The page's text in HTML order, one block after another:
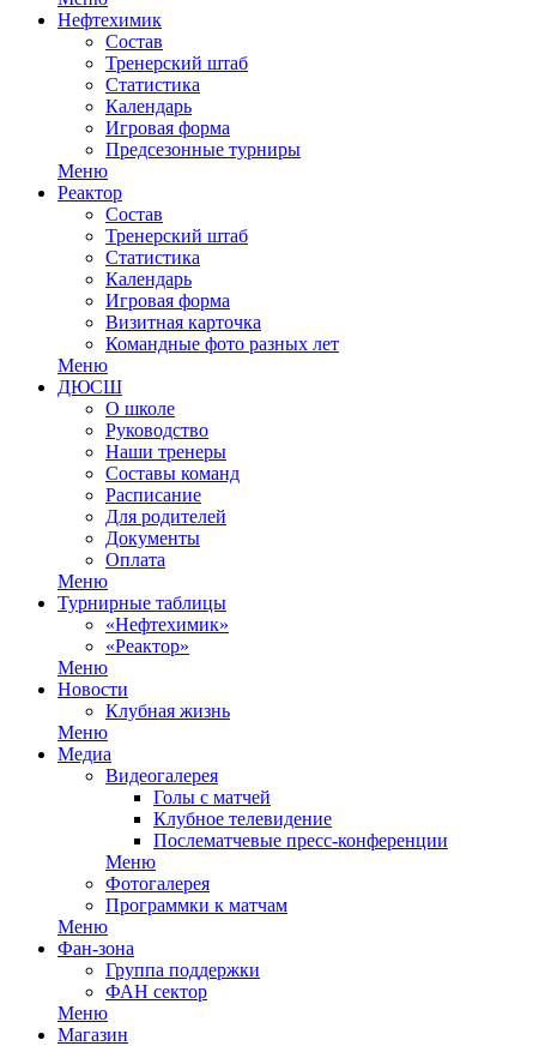
Нефтехимик
Состав
Тренерский штаб
Статистика
Календарь
Игровая форма
Предсезонные турниры
Меню
Реактор
Состав
Тренерский штаб
Статистика
Календарь
Игровая форма
Визитная карточка
Командные фото разных лет
Меню
ДЮСШ
О школе
Руководство
Наши тренеры
Составы команд
Расписание
Для родителей
Документы
Оплата
Меню
Турнирные таблицы
«Нефтехимик»
«Реактор»
Меню
Новости
Клубная жизнь
Меню
Медиа
Видеогалерея
Голы с матчей
Клубное телевидение
Послематчевые пресс-конференции
Меню
Фотогалерея
Программки к матчам
Меню
Фан-зона
Группа поддержки
ФАН сектор
Меню
Магазин